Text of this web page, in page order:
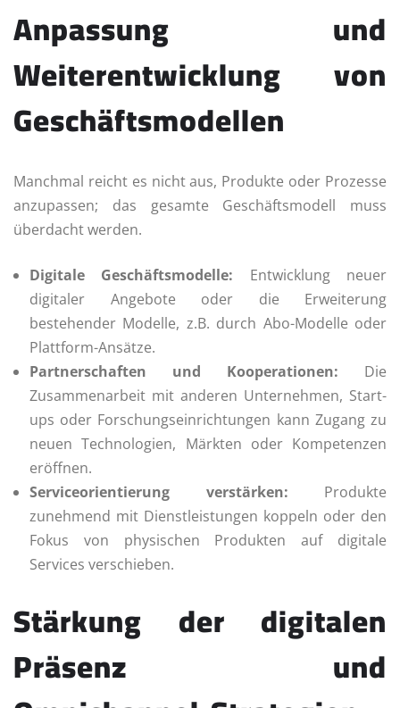
Anpassung und
Weiterentwicklung von
Geschäftsmodellen
Manchmal reicht es nicht aus, Produkte oder Prozesse
anzupassen; das gesamte Geschäftsmodell muss
überdacht werden.
Digitale Geschäftsmodelle: Entwicklung neuer
digitaler Angebote oder die Erweiterung
bestehender Modelle, z.B. durch Abo-Modelle oder
Plattform-Ansätze.
Partnerschaften und Kooperationen: Die
Zusammenarbeit mit anderen Unternehmen, Start-
ups oder Forschungseinrichtungen kann Zugang zu
neuen Technologien, Märkten oder Kompetenzen
eröffnen.
Serviceorientierung verstärken: Produkte
zunehmend mit Dienstleistungen koppeln oder den
Fokus von physischen Produkten auf digitale
Services verschieben.
Stärkung der digitalen
Präsenz und